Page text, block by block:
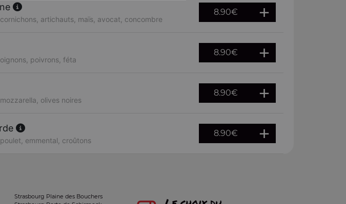
artichauts, maïs, avocat, concombre
8.90€
poivrons, féta
8.90€
olives noires
8.90€
emmental, croûtons
8.90€
Strasbourg Plaine des Bouchers